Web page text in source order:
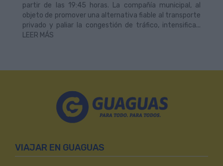
partir de las 19:45 horas. La compañía municipal, al
objeto de promover una alternativa fiable al transporte
privado y paliar la congestión de tráfico, intensifica...
LEER MÁS
VIAJAR EN GUAGUAS